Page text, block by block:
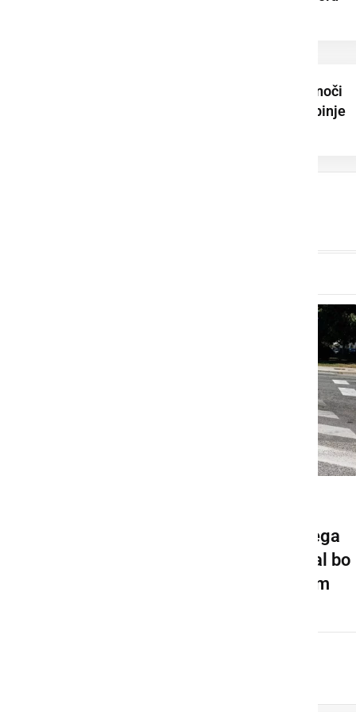
Na Jeruzalemu ponoči
zabeležili 29,4 stopinje
Pričela se bo gradnja novega
krožišča v Ljutomeru, veljal bo
spremenjen prometni režim